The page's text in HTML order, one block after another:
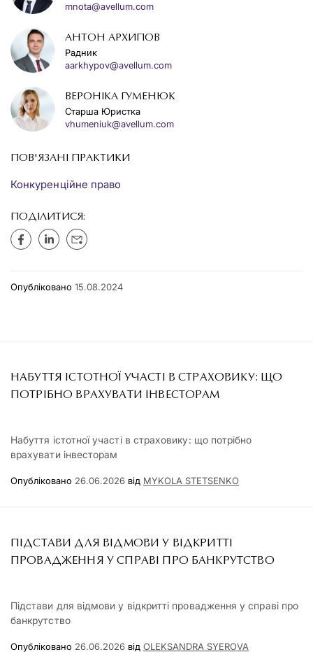
mnota@avellum.com
АНТОН АРХИПОВ
Радник
aarkhypov@avellum.com
ВЕРОНІКА ГУМЕНЮК
Старша Юристка
vhumeniuk@avellum.com
ПОВ'ЯЗАНІ ПРАКТИКИ
Конкуренційне право
ПОДІЛИТИСЯ:
Опубліковано 15.08.2024
НАБУТТЯ ІСТОТНОЇ УЧАСТІ В СТРАХОВИКУ: ЩО
ПОТРІБНО ВРАХУВАТИ ІНВЕСТОРАМ
Набуття істотної участі в страховику: що потрібно
врахувати інвесторам
Опубліковано 26.06.2026 від MYKOLA STETSENKO
ПІДСТАВИ ДЛЯ ВІДМОВИ У ВІДКРИТТІ
ПРОВАДЖЕННЯ У СПРАВІ ПРО БАНКРУТСТВО
Підстави для відмови у відкритті провадження у справі про
банкрутство
Опубліковано 26.06.2026 від OLEKSANDRA SYEROVA